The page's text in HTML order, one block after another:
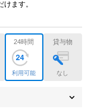
ます。
24時間
利用可能
貸与物
なし